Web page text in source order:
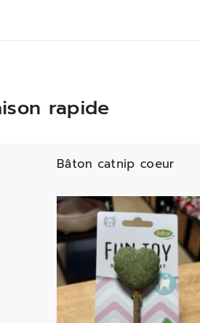
rapide
Bâton catnip coeur